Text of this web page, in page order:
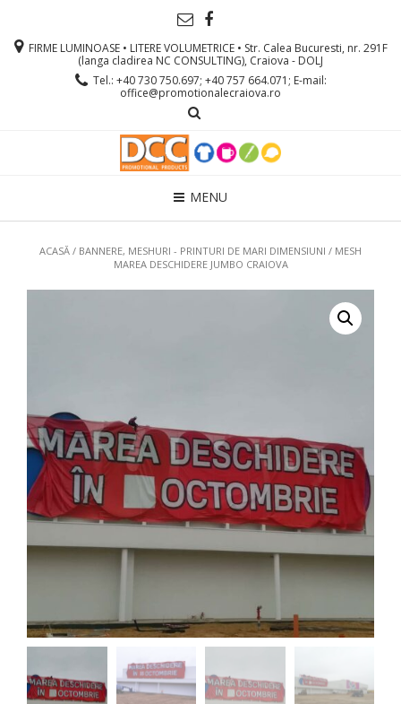
FIRME LUMINOASE • LITERE VOLUMETRICE • Str. Calea Bucuresti, nr. 291F
(langa cladirea NC CONSULTING), Craiova - DOLJ
Tel.: +40 730 750.697; +40 757 664.071; E-mail:
office@promotionalecraiova.ro
MENU
ACASĂ / BANNERE, MESHURI - PRINTURI DE MARI DIMENSIUNI / MESH
MAREA DESCHIDERE JUMBO CRAIOVA